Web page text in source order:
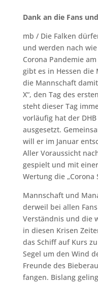
Dank an die Fans
mb / Die Falken
und werden nach
Corona Pandemie
gibt es in Hessen
die Mannschaft
X“, den Tag des
steht dieser Tag
vorläufig hat der
ausgesetzt.
will er im Januar
Aller Voraussicht
gespielt und mit
Wertung die „Corona
Mannschaft und
derweil bei allen
Verständnis und die
in diesen Krisen
das Schiff auf Kurs
Segel um den Wind
Freunde des
fangen. Bislang